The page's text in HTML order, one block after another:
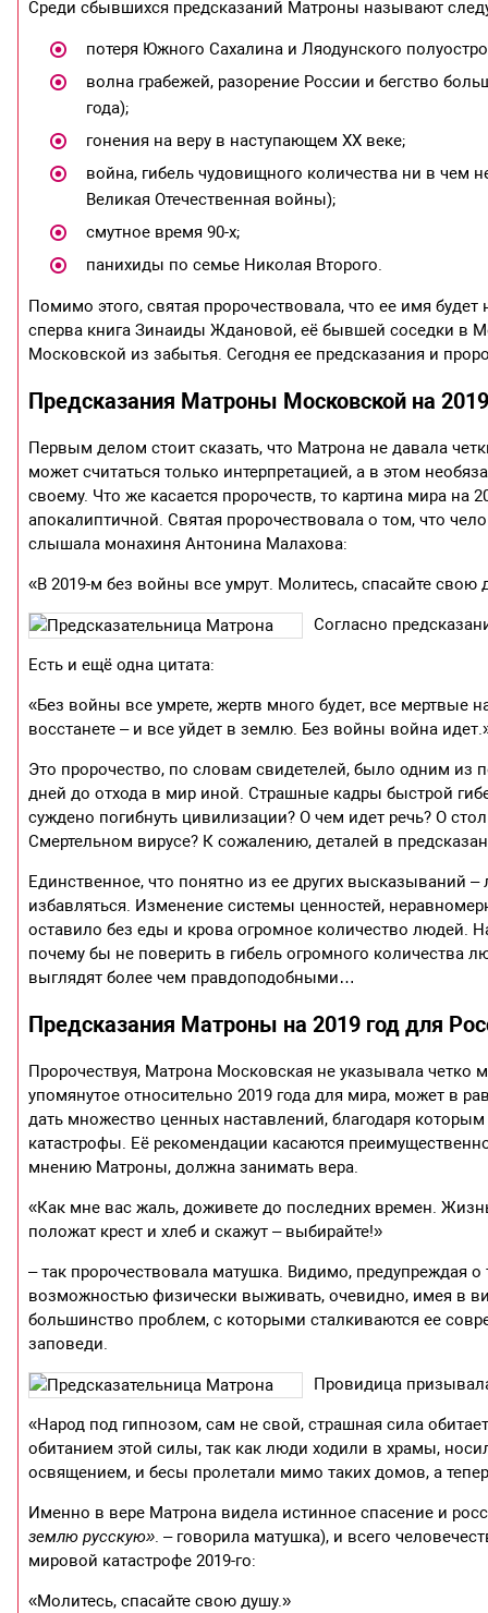
Среди сбывшихся предсказаний Матроны называют
потеря Южного Сахалина и Ляодунского
волна грабежей, разорение России и бегство
года);
гонения на веру в наступающем ХХ веке;
война, гибель чудовищного количества ни в
Великая Отечественная войны);
смутное время 90-х;
панихиды по семье Николая Второго.
Помимо этого, святая пророчествовала, что ее имя
сперва книга Зинаиды Ждановой, её бывшей соседки в
Московской из забытья. Сегодня ее предсказания и
Предсказания Матроны Московской на
Первым делом стоит сказать, что Матрона не давала
может считаться только интерпретацией, а в этом
своему. Что же касается пророчеств, то картина мира
апокалиптичной. Святая пророчествовала о том, что
слышала монахиня Антонина Малахова:
«В 2019-м без войны все умрут. Молитесь, спасайте свою
Согласно
Есть и ещё одна цитата:
«Без войны все умрете, жертв много будет, все мертвые
восстанете – и все уйдет в землю. Без войны война
Это пророчество, по словам свидетелей, было одним из
дней до отхода в мир иной. Страшные кадры быстрой
суждено погибнуть цивилизации? О чем идет речь? О
Смертельном вирусе? К сожалению, деталей в
Единственное, что понятно из ее других высказываний
избавляться. Изменение системы ценностей,
оставило без еды и крова огромное количество людей.
почему бы не поверить в гибель огромного количества
выглядят более чем правдоподобными…
Предсказания Матроны на 2019 год для
Пророчествуя, Матрона Московская не указывала четко
упомянутое относительно 2019 года для мира, может в
дать множество ценных наставлений, благодаря
катастрофы. Её рекомендации касаются
мнению Матроны, должна занимать вера.
«Как мне вас жаль, доживете до последних времен.
положат крест и хлеб и скажут – выбирайте!»
– так пророчествовала матушка. Видимо,
возможностью физически выживать, очевидно, имея в
большинство проблем, с которыми сталкиваются ее
заповеди.
Провидица
«Народ под гипнозом, сам не свой, страшная сила
обитанием этой силы, так как люди ходили в храмы,
освящением, и бесы пролетали мимо таких домов, а
Именно в вере Матрона видела истинное спасение и
землю русскую». – говорила матушка), и всего
мировой катастрофе 2019-го:
«Молитесь, спасайте свою душу.»